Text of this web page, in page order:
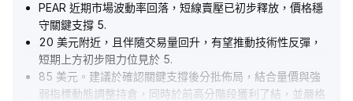
PEAR 近期市場波動率回落，短線賣壓已初步釋放，價格穩
守關鍵支撐 5.
20 美元附近，且伴隨交易量回升，有望推動技術性反彈，
短期上方初步阻力位見於 5.
85 美元。建議於確認關鍵支撐後分批佈局，結合量價與強
弱指標動態調整持倉，同時於前高分階段獲利了結，並嚴格